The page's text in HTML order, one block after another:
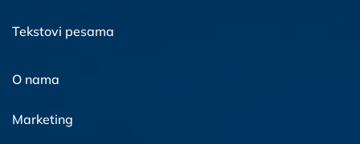
Tekstovi pesama
O nama
Marketing